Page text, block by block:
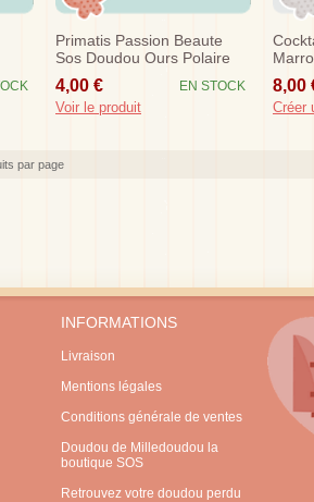
Primatis Passion Beaute
Sos Doudou Ours Polaire
Blanc Etoiles Or
4,00 € EN STOCK
Voir le produit
8,00
Créer
par page
INFORMATIONS
Livraison
Mentions légales
Conditions générale de ventes
Doudou de Milledoudou la
boutique SOS
Retrouvez votre doudou perdu